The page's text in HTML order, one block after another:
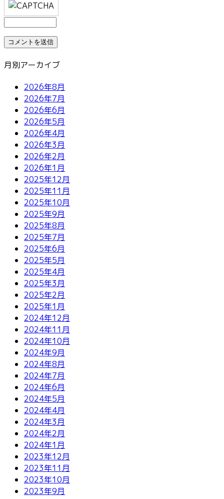
月別アーカイブ
2026年8月
2026年7月
2026年6月
2026年5月
2026年4月
2026年3月
2026年2月
2026年1月
2025年12月
2025年11月
2025年10月
2025年9月
2025年8月
2025年7月
2025年6月
2025年5月
2025年4月
2025年3月
2025年2月
2025年1月
2024年12月
2024年11月
2024年10月
2024年9月
2024年8月
2024年7月
2024年6月
2024年5月
2024年4月
2024年3月
2024年2月
2024年1月
2023年12月
2023年11月
2023年10月
2023年9月